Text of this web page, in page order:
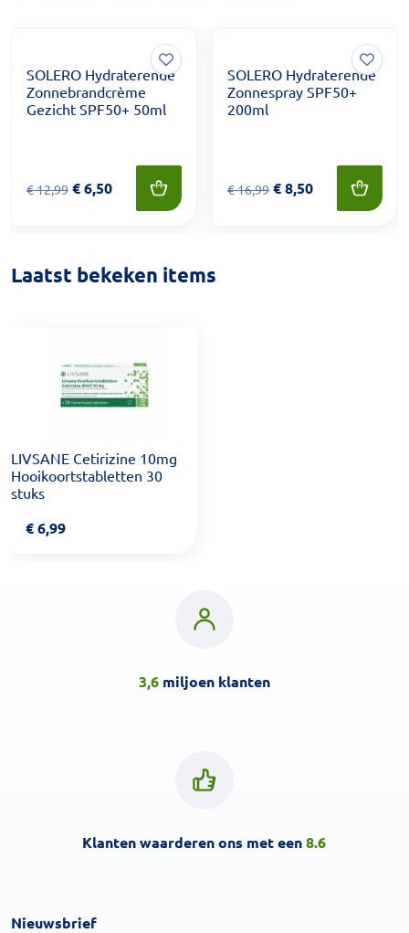
SOLERO Hydraterende
Zonnebrandcrème
Gezicht SPF50+ 50ml
Van € 12,99 voor € 6,50
€12,99 €6,50
SOLERO Hydraterende
Zonnespray SPF50+
200ml
Van € 16,99 voor € 8,50
€16,99 €8,50
Laatst bekeken items
LIVSANE Cetirizine 10mg
Hooikoortstabletten 30
stuks
€6,99
3,6miljoen klanten
Klanten waarderen ons met een8.6
Nieuwsbrief